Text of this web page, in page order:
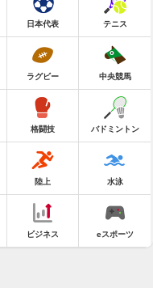
日本代表 テニス
ラグビー 中央競馬
格闘技 バドミントン
陸上 水泳
ビジネス eスポーツ